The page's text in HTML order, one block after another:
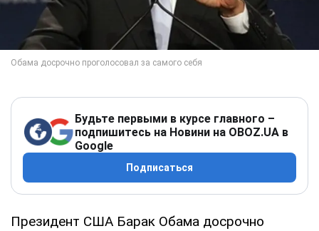
Будьте первыми в курсе главного –
подпишитесь на Новини на OBOZ.UA в
Google
Подписаться
Президент США Барак Обама досрочно